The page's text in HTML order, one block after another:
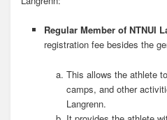
Regular Member of NTNUI
registration fee besides the
This allows the athlete
camps, and other
Langrenn.